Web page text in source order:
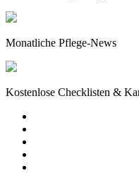
Monatliche Pflege-News
Kostenlose Checklisten &